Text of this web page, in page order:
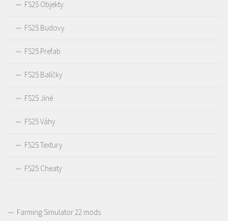
FS25 Objekty
FS25 Budovy
FS25 Prefab
FS25 Balíčky
FS25 Jiné
FS25 Váhy
FS25 Textury
FS25 Cheaty
Farming Simulator 22 mods